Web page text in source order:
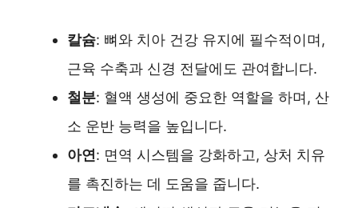
칼슘: 뼈와 치아 건강 유지에 필수적이며,
근육 수축과 신경 전달에도 관여합니다.
철분: 혈액 생성에 중요한 역할을 하며, 산
소 운반 능력을 높입니다.
아연: 면역 시스템을 강화하고, 상처 치유
를 촉진하는 데 도움을 줍니다.